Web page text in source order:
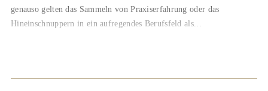
genauso gelten das Sammeln von Praxiserfahrung oder das
Hineinschnuppern in ein aufregendes Berufsfeld als...